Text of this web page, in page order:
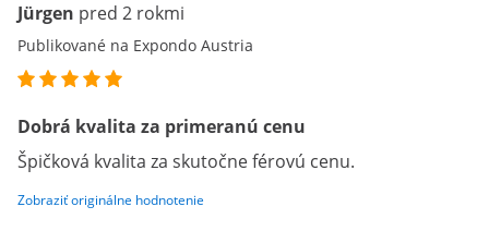
Jürgen pred 2 rokmi
Publikované na Expondo Austria
Dobrá kvalita za primeranú cenu
Špičková kvalita za skutočne férovú cenu.
Zobraziť originálne hodnotenie